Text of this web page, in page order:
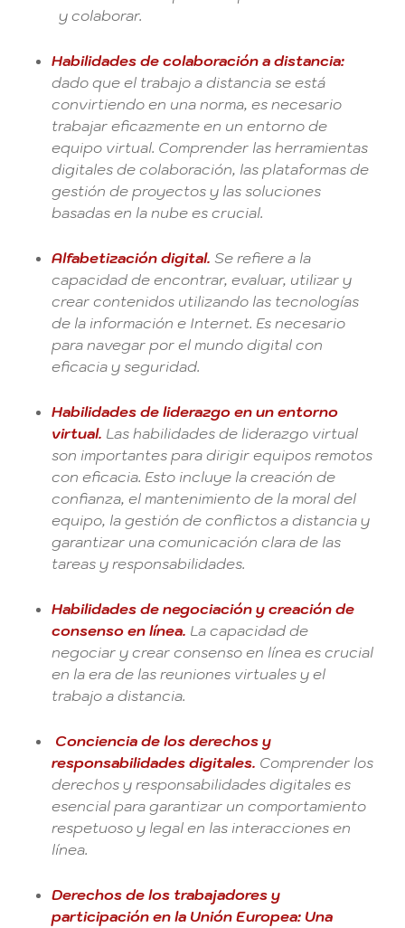
y colaborar.
Habilidades de colaboración a distancia:
dado que el trabajo a distancia se está
convirtiendo en una norma, es necesario
trabajar eficazmente en un entorno de
equipo virtual. Comprender las herramientas
digitales de colaboración, las plataformas de
gestión de proyectos y las soluciones
basadas en la nube es crucial.
Alfabetización digital. Se refiere a la
capacidad de encontrar, evaluar, utilizar y
crear contenidos utilizando las tecnologías
de la información e Internet. Es necesario
para navegar por el mundo digital con
eficacia y seguridad.
Habilidades de liderazgo en un entorno
virtual. Las habilidades de liderazgo virtual
son importantes para dirigir equipos remotos
con eficacia. Esto incluye la creación de
confianza, el mantenimiento de la moral del
equipo, la gestión de conflictos a distancia y
garantizar una comunicación clara de las
tareas y responsabilidades.
Habilidades de negociación y creación de
consenso en línea. La capacidad de
negociar y crear consenso en línea es crucial
en la era de las reuniones virtuales y el
trabajo a distancia.
Conciencia de los derechos y
responsabilidades digitales. Comprender los
derechos y responsabilidades digitales es
esencial para garantizar un comportamiento
respetuoso y legal en las interacciones en
línea.
Derechos de los trabajadores y
participación en la Unión Europea: Una